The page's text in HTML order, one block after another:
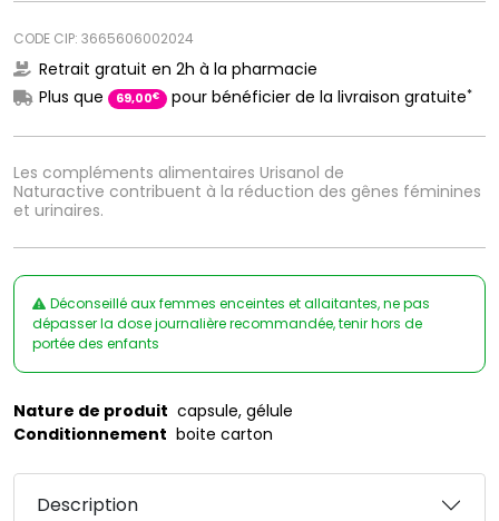
Les compléments alimentaires Urisanol de
Naturactive contribuent à la réduction des gênes féminines
et urinaires.
CODE CIP: 3665606002024
Retrait gratuit en 2h à la pharmacie
Plus que
69,00€ pour bénéficier de la livraison gratuite*
Déconseillé aux femmes enceintes et allaitantes, ne pas
dépasser la dose journalière recommandée, tenir hors de
portée des enfants
Nature de produit capsule, gélule
Conditionnement boite carton
Description